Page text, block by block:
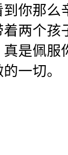
你那
两个
是佩
一切。